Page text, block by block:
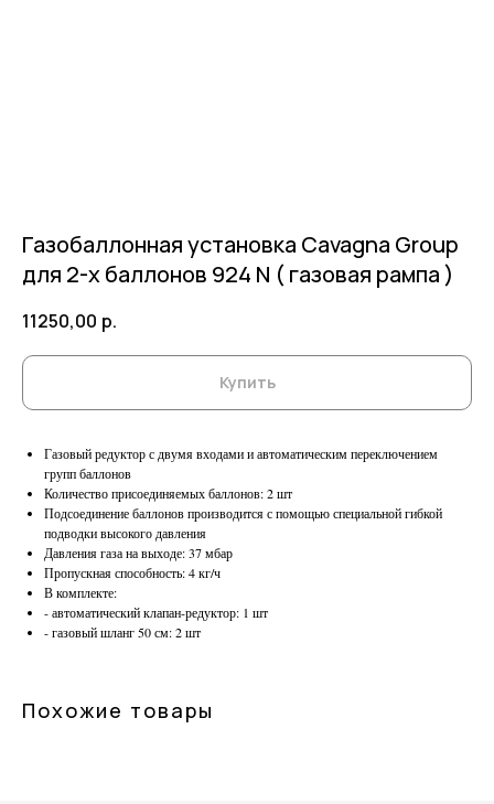
Газобаллонная установка Cavagna Group
для 2-х баллонов 924 N ( газовая рампа )
11250,00 р.
Купить
Газовый редуктор с двумя входами и автоматическим переключением
групп баллонов
Количество присоединяемых баллонов: 2 шт
Подсоединение баллонов производится с помощью специальной гибкой
подводки высокого давления
Давления газа на выходе: 37 мбар
Пропускная способность: 4 кг/ч
В комплекте:
- автоматический клапан-редуктор: 1 шт
- газовый шланг 50 см: 2 шт
Похожие товары